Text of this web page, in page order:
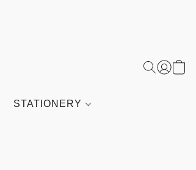
STATIONERY